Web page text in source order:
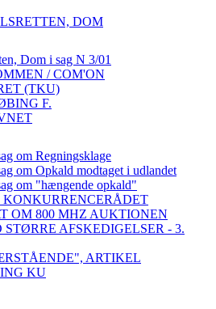
DOM
Dom i sag N 3/01
/ COM'ON
(TKU)
F.
om Regningsklage
om Opkald modtaget i udlandet
om "hængende opkald"
OM 800 MHZ AUKTIONEN
AFSKEDIGELSER - 3.
ARTIKEL
KU